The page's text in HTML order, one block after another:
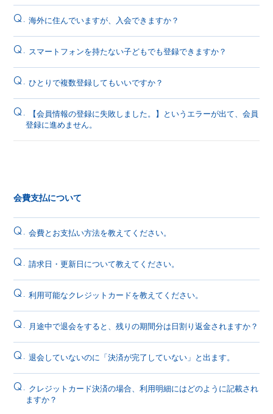
Q. 海外に住んでいますが、入会できますか？
Q. スマートフォンを持たない子どもでも登録できますか？
Q. ひとりで複数登録してもいいですか？
Q.
【会員情報の登録に失敗しました。】というエラーが出て、会員
登録に進めません。
会費支払について
Q. 会費とお支払い方法を教えてください。
Q. 請求日・更新日について教えてください。
Q. 利用可能なクレジットカードを教えてください。
Q. 月途中で退会をすると、残りの期間分は日割り返金されますか？
Q. 退会していないのに「決済が完了していない」と出ます。
Q. クレジットカード決済の場合、利用明細にはどのように記載され
ますか？